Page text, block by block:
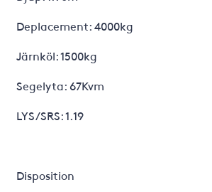
Deplacement: 4000kg
Järnköl: 1500kg
Segelyta: 67Kvm
LYS/SRS: 1.19
Disposition